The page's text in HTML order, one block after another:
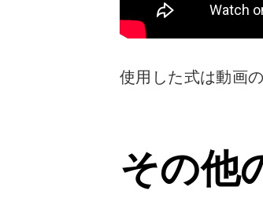
使用した式は動画
その他